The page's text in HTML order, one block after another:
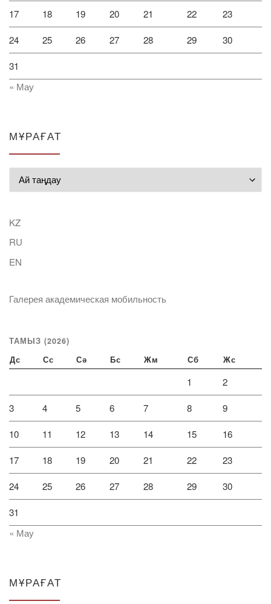
17 18 19 20 21 22 23
24 25 26 27 28 29 30
31
« Мау
МҰРАҒАТ
KZ
RU
EN
Галерея академическая мобильность
ТАМЫЗ (2026)
Дс Сс Сә Бс Жм Сб Жс
1 2
3 4 5 6 7 8 9
10 11 12 13 14 15 16
17 18 19 20 21 22 23
24 25 26 27 28 29 30
31
« Мау
МҰРАҒАТ